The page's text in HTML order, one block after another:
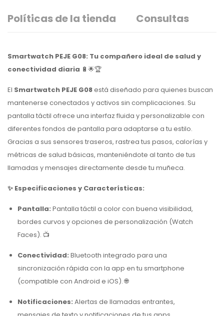
Políticas de la tienda
Consultas
Smartwatch PEJE G08: Tu compañero ideal de salud y
conectividad diaria 🔋🌟🏆
El Smartwatch PEJE G08está diseñado para quienes buscan
mantenerse conectados y activos sin complicaciones. Su
pantalla táctil ofrece una interfaz fluida y personalizable con
diferentes fondos de pantalla para adaptarse a tu estilo.
Gracias a sus sensores traseros, rastrea tus pasos, calorías y
métricas de salud básicas, manteniéndote al tanto de tus
llamadas y mensajes directamente desde tu muñeca.
✨ Especificaciones y Características:
Pantalla: Pantalla táctil a color con buena visibilidad,
bordes curvos y opciones de personalización (Watch
Faces). 📺
Conectividad: Bluetooth integrado para una
sincronización rápida con la app en tu smartphone
(compatible con Android e iOS). 🌐
Notificaciones: Alertas de llamadas entrantes,